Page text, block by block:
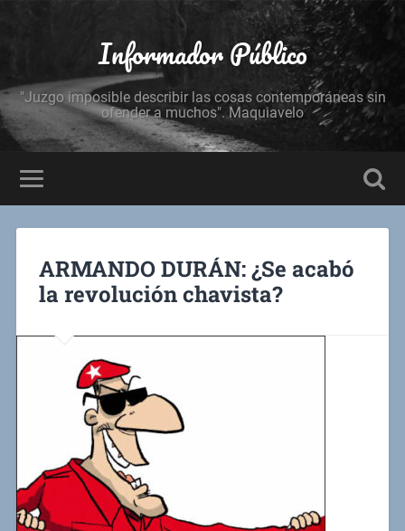
Informador Público
"Juzgo imposible describir las cosas contemporáneas sin
ofender a muchos". Maquiavelo
ARMANDO DURÁN: ¿Se acabó
la revolución chavista?